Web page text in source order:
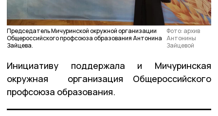
Председатель Мичуринской окружной организации
Общероссийского профсоюза образования Антонина
Зайцева.
Фото: архив
Антонины
Зайцевой
Инициативу поддержала и Мичуринская
окружная организация Общероссийского
профсоюза образования.